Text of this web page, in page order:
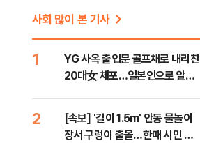
사회 많이 본 기사
1
YG 사옥 출입문 골프채로 내리친
20대女 체포…일본인으로 알려
2
[속보] '길이 1.5m' 안동 물놀이
장서 구렁이 출몰…한때 시민 대